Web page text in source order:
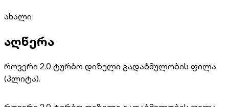
ახალი
აღწერა
როვერი 2.0 ტურბო დიზელი გადაბმულობის ფილა
(პლიტა).